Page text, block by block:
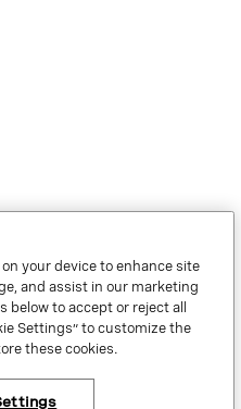
VONAGE®, the V logo (
®),
of Vonage or its affiliates
your device to enhance site
and assist in our marketing
to accept or reject all
Settings” to customize the
these cookies.